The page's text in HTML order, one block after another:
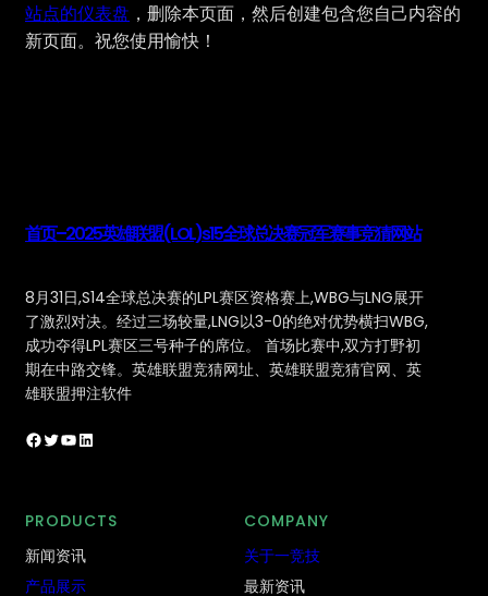
站点的仪表盘 ，删除本页面，然后创建包含您自己内容的
新页面。祝您使用愉快！
首页–2025英雄联盟(LOL)s15全球总决赛冠军赛事竞猜网站
8月31日,S14全球总决赛的LPL赛区资格赛上,WBG与LNG展开
了激烈对决。经过三场较量,LNG以3-0的绝对优势横扫WBG,
成功夺得LPL赛区三号种子的席位。 首场比赛中,双方打野初
期在中路交锋。英雄联盟竞猜网址、英雄联盟竞猜官网、英
雄联盟押注软件
Facebook Twitter YouTube LinkedIn
PRODUCTS
新闻资讯
产品展示
COMPANY
关于一竞技
最新资讯